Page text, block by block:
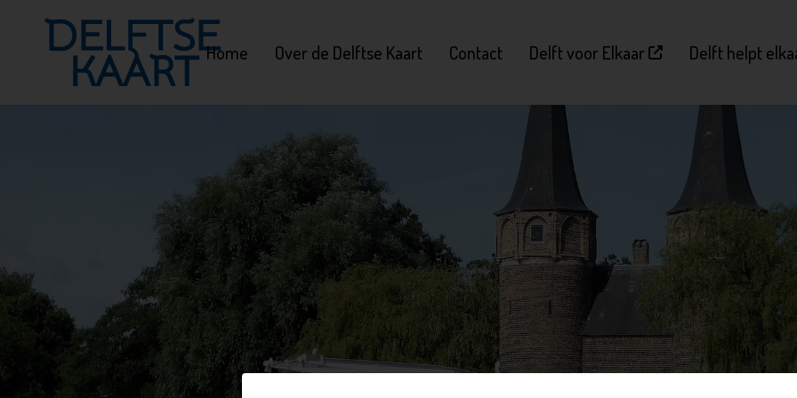
Home Over de Delftse Kaart Contact Delft voor Elkaar Delft helpt